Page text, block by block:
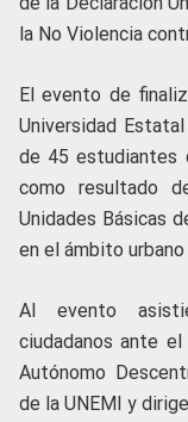
la No Violencia
El evento de
Universidad
de 45 estudiantes
como resultado
Unidades Básicas
en el ámbito urbano
Al evento
ciudadanos ante
Autónomo
de la UNEMI y